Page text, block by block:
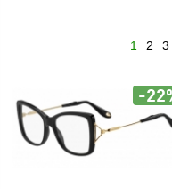
1 2 3
-